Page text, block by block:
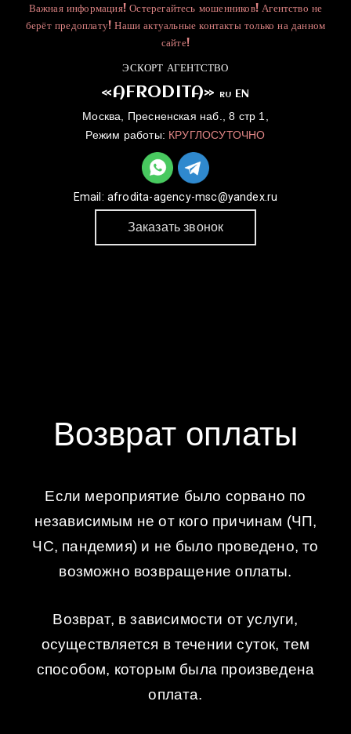
Важная информация! Остерегайтесь мошенников! Агентство не
берёт предоплату! Наши актуальные контакты только на данном
сайте!
ЭСКОРТ АГЕНТСТВО
«AFRODITA» RU EN
Москва, Пресненская наб., 8 стр 1,
Режим работы: КРУГЛОСУТОЧНО
Email: afrodita-agency-msc@yandex.ru
Заказать звонок
Возврат оплаты
Если мероприятие было сорвано по
независимым не от кого причинам (ЧП,
ЧС, пандемия) и не было проведено, то
возможно возвращение оплаты.
Возврат, в зависимости от услуги,
осуществляется в течении суток, тем
способом, которым была произведена
оплата.